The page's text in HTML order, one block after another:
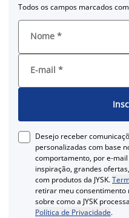
Todos os campos marcados
Nome *
E-mail *
Desejo receber
personalizadas com base
comportamento, por e-
inspiração, grandes
com produtos da JYSK.
retirar meu consentimento
sobre como a JYSK
Política de Privacidade.